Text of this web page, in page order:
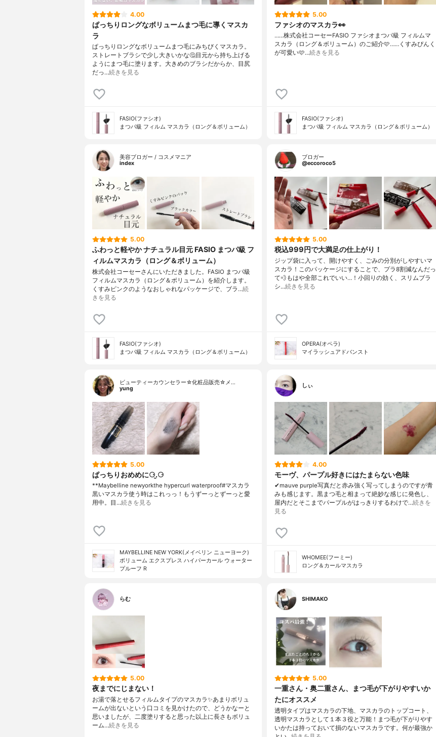
4.00
ぱっちりロングなボリュームまつ毛に導くマスカ
ラ
ぱっちりロングなボリュームまつ毛にみちびくマスカラ。
ストレートブラシで少し大きいかな🤔目元から持ち上げる
ようにまつ毛に塗ります。大きめのブラシだからか、目尻
だっ…続きを見る
FASIO(ファシオ)
まつパ級 フィルム マスカラ（ロング＆ボリューム）
5.00
ファシオのマスカラ👀
……⁡⁡株式会社コーセー⁡⁡FASIO ファシオ⁡⁡まつパ級 フィルムマ
スカラ⁡⁡（ロング＆ボリューム）⁡⁡のご紹介🩷️⁡⁡……⁡⁡くすみぴんく
が可愛い🩷️⁡⁡…続きを見る
FASIO(ファシオ)
まつパ級 フィルム マスカラ（ロング＆ボリューム）
美容ブロガー / コスメマニア
index
5.00
ふわっと軽やか ナチュラル目元 FASIO まつパ級 フ
ィルムマスカラ（ロング＆ボリューム）
株式会社コーセーさんにいただきました。FASIO まつパ級
フィルムマスカラ（ロング＆ボリューム）を紹介します。
くすみピンクのようなおしゃれなパッケージで、ブラ…続
きを見る
FASIO(ファシオ)
まつパ級 フィルム マスカラ（ロング＆ボリューム）
ブロガー
@eccoroco5
5.00
税込999円で大満足の仕上がり！
ジップ袋に入って、開けやすく、ごみの分別がしやすいマ
スカラ！このパッケージにすることで、プラ8割減なんだっ
て💨もはや全部これでいい…！小回りの効く、スリムブラ
シ…続きを見る
OPERA(オペラ)
マイラッシュアドバンスト
ビューティーカウンセラー☆化粧品販売☆メ…
yung
5.00
ぱっちりおめめに⚆.̮⚆
**Maybelline newyorkthe hypercurl waterproof#マスカラ⁡
黒いマスカラ使う時はこれっっ！もうずーっとずーっと愛
用中。目…続きを見る
MAYBELLINE NEW YORK(メイベリン ニューヨーク)
ボリューム エクスプレス ハイパーカール ウォーター
プルーフ R
しぃ
4.00
モーヴ、パープル好きにはたまらない色味
✔mauve purple写真だと赤み強く写ってしまうのですが青
みも感じます。黒まつ毛と相まって絶妙な感じに発色し、
屋内だとそこまでパープルがはっきりするわけで…続きを
見る
WHOMEE(フーミー)
ロング＆カールマスカラ
らむ
5.00
夜までにじまない！
お湯で落とせるフィルムタイプのマスカラ✨あまりボリュ
ームが出ないという口コミを見かけたので、どうかなーと
思いましたが、二度塗りすると思った以上に長さもボリュ
ーム…続きを見る
SHIMAKO
5.00
一重さん・奥二重さん、まつ毛が下がりやすいか
たにオススメ
透明タイプはマスカラの下地、マスカラのトップコート、
透明マスカラとして１本３役と万能！まつ毛が下がりやす
いかたは持っておいて損のないマスカラです。何が最強か